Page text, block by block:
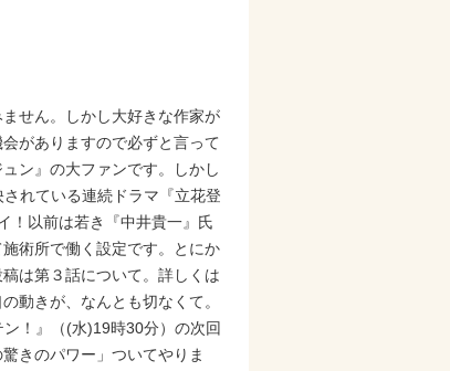
せん。しかし大好きな作家が
がありますので必ずと言って
ン』の大ファンです。しかし
れている連続ドラマ『立花登
！以前は若き『中井貴一』氏
術所で働く設定です。とにか
は第３話について。詳しくは
動きが、なんとも切なくて。
！』（(水)19時30分）の次回
きのパワー」ついてやりま